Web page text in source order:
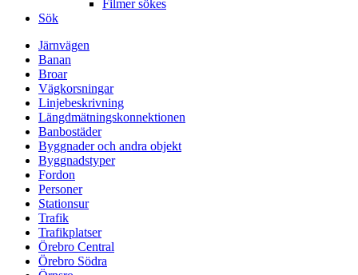
Filmer sökes
Sök
Järnvägen
Banan
Broar
Vägkorsningar
Linjebeskrivning
Längdmätningskonnektionen
Banbostäder
Byggnader och andra objekt
Byggnadstyper
Fordon
Personer
Stationsur
Trafik
Trafikplatser
Örebro Central
Örebro Södra